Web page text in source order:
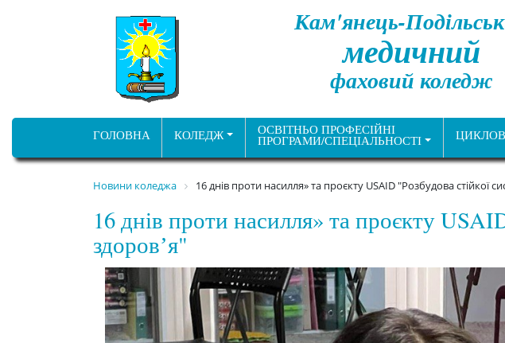
Кам'янець-
медичний
фаховий коледж
ГОЛОВНА КОЛЕДЖ ОСВІТНЬО ПРОФЕСІЙНІ
ПРОГРАМИ/СПЕЦІАЛЬНОСТІ
Новини коледжа 16 днів проти насилля» та проєкту USAID "Розбудова стійкої
16 днів проти насилля» та проєкту
здоровʼя"